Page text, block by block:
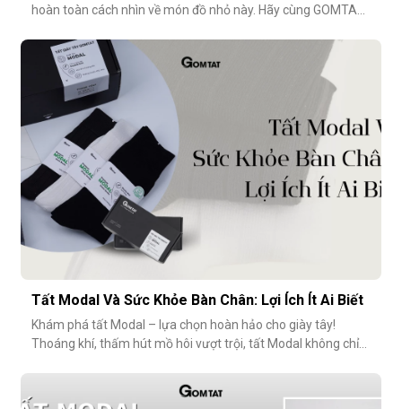
hoàn toàn cách nhìn về món đồ nhỏ này. Hãy cùng GOMTAT
modal cao cấp – những điều có thể bạn chưa từng để ý
nhưng lại ảnh hưởng rất nhiều đến trải nghiệm hằng
ngày.Chất liệu sợi modalĐiểm
Tất Modal Và Sức Khỏe Bàn Chân: Lợi Ích Ít Ai Biết
Khám phá tất Modal – lựa chọn hoàn hảo cho giày tây!
Thoáng khí, thấm hút mồ hôi vượt trội, tất Modal không chỉ
ngăn mùi hôi và bệnh da liễu. Hãy cùng khám phá lý do vì sao
tất Modal đang trở thành xu hướng không thể thiếu cho các